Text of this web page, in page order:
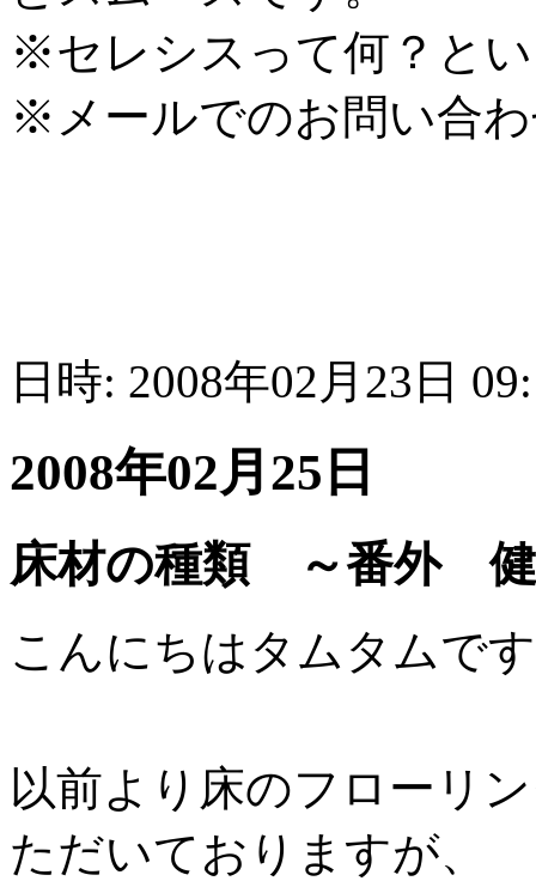
※セレシスって何？と
※メールでのお問い合
日時: 2008年02月23日
2008年02月25日
床材の種類 ～番外 健
こんにちはタムタムで
以前より床のフローリ
ただいておりますが、